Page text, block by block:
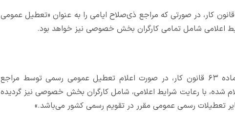
بر اساس این ابلاغیه و با استناد به ماده ۶۳ قانون کار، در صورتی که مراجع ذی‌صلاح ایامی را به عنوان «تعطیل عمومی
اعلامی شامل تمامی کارگران بخش خصوصی نیز خواهد بود.
در متن بخشنامه آمده است: «مستنبط از ماده ۶۳ قانون کار، در صورت اعلام تعطیل عمومی رسمی توسط مراجع
شده، با رعایت شرایط اعلامی، شامل کارگران بخش خصوصی نیز گردیده
تعطیلات رسمی عمومی مقرر در تقویم رسمی کشور می‌باشد.»